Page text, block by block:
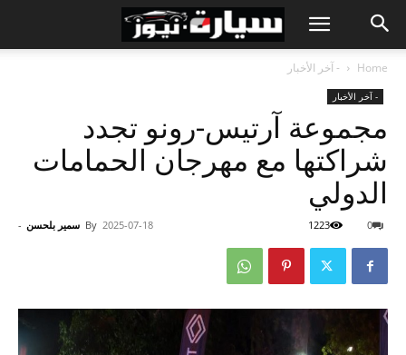
Home - آخر الأخبار
- آخر الأخبار
مجموعة آرتيس-رونو تجدد
شراكتها مع مهرجان الحمامات
الدولي
By سمير بلحسن - 2025-07-18 0
1223